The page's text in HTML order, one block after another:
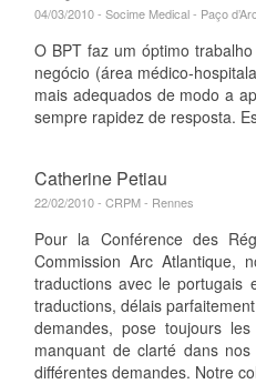
04/03/2010 - Socime Medical - Paço
O BPT faz um óptimo
negócio (área médico-
mais adequados de modo a
sempre rapidez de resposta.
Catherine Petiau
22/02/2010 - CRPM - Rennes
Pour la Conférence des
Commission Arc
traductions avec le portugais
traductions, délais
demandes, pose toujours
manquant de clarté dans
différentes demandes. Notre